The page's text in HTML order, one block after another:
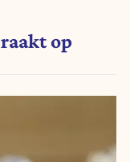
op